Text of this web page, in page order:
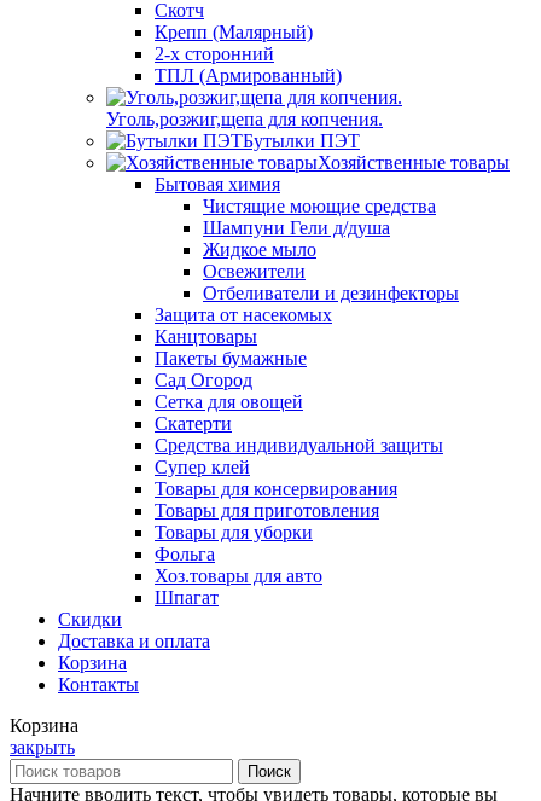
Скотч
Крепп (Малярный)
2-х сторонний
ТПЛ (Армированный)
Уголь,розжиг,щепа для копчения.
Бутылки ПЭТ
Хозяйственные товары
Бытовая химия
Чистящие моющие средства
Шампуни Гели д/душа
Жидкое мыло
Освежители
Отбеливатели и дезинфекторы
Защита от насекомых
Канцтовары
Пакеты бумажные
Сад Огород
Сетка для овощей
Скатерти
Средства индивидуальной защиты
Супер клей
Товары для консервирования
Товары для приготовления
Товары для уборки
Фольга
Хоз.товары для авто
Шпагат
Скидки
Доставка и оплата
Корзина
Контакты
Корзина
закрыть
Поиск
Начните вводить текст, чтобы увидеть товары, которые вы